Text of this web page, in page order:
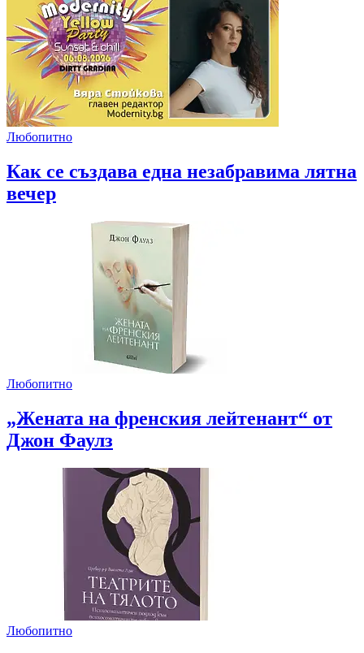
Любопитно
Как се създава една незабравима лятна
вечер
Любопитно
„Жената на френския лейтенант“ от
Джон Фаулз
Любопитно